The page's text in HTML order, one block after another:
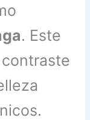
. Este